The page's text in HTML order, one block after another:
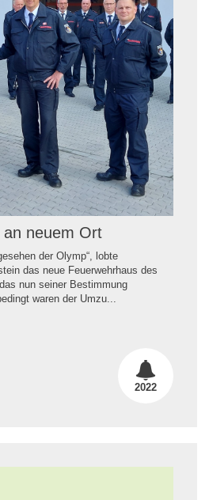
an neuem Ort
der Olymp“, lobte
das neue Feuerwehrhaus des
nun seiner Bestimmung
waren der Umzu...
2022